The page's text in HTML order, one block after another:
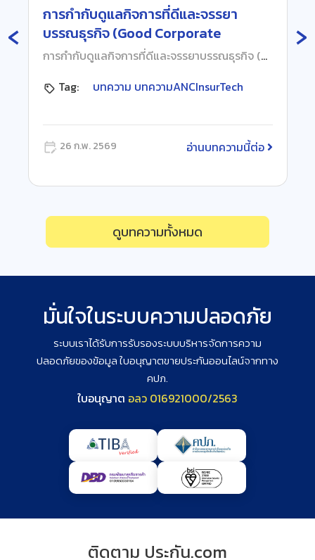
การกำกับดูแลกิจการที่ดีและจรรยา
บรรณธุรกิจ (Good Corporate
Governance & Business Ethics)
การกำกับดูแลกิจการที่ดีและจรรยาบรรณธุรกิจ (Good Corporate Governance & Business Ethics) บริษัท เอ เอ็น ซี โบรกเกอร์เรจ จำกัด ที่ บริษัท เอ เอ็น ซี โบรกเกอร์เรจ จำกัด เรามีความมุ่งมั่นอย่างแรงกล้าในการขับเคลื่อนองค์กรให้เติบโตอย่างยั่งยืน โดยยึดถือ “การกำกับดูแลกิจการที่ดี” เป็นหัวใจสำคัญในการดำเนินงาน เพื่อสร้างความเชื่อมั่นต่อผู้มีส่วนได้เสียทุกฝ่าย และเสริมสร้างวัฒนธรรมองค์กรที่ตั้งอยู่บนพื้นฐานของความโปร่งใส มีคุณธรรม และจริยธรรมทางธุรกิจ เราเชื่อมั่นว่าการบริหารจัดการที่ดีไม่ได้เป็นเพียงข้อบังคับทางกฎหมาย แต่เป็นรากฐานสำคัญที่จะนำพาองค์กรไปสู่เป้าหมาย พร้อมรักษาภาพลักษณ์การเป็น “ที่ปรึกษาด้านประกันภัยที่ไว้วางใจได้” อย่างแท้จริง วิสัยทัศน์และค่านิยมองค์กร เรามุ่งมั่นสู่การเป็น ผู้นำด้านเทคโนโลยีและแพลตฟอร์มสำหรับนายหน้าประกันภัย โดยมีค่านิยมหลักคือ “รวดเร็ว ใส่ใจไฮเทค” เพื่อส่งมอบบริการที่เหนือความคาดหมายและสร้างความพึงพอใจสูงสุดให้กับลูกค้าและพันธมิตรหลักการปฏิบัติที่สำคัญ นโยบายการกำกับดูแลกิจการของเราครอบคลุมแนวทางปฏิบัติที่เป็นสากล อาทิ:• ความรับผิดชอบ (Accountability): คณะกรรมการและผู้บริหารพร้อมรับผิดต่อผลการตัดสินใจและการดำเนินงาน• ความเป็นธรรม (Equitable Treatment): ปฏิบัติหน้าที่โดยปราศจากอคติ และคำนึงถึงผลประโยชน์ของผู้มีส่วนได้เสียทุกกลุ่มอย่างเท่าเทียม• มาตรฐานจริยธรรมสูง (High Ethical Standards): ยึดถือความซื่อสัตย์สุจริตและการปฏิบัติตามกฎหมาย คปภ. อย่างเคร่งครัด• การต่อต้านคอร์รัปชัน: ยึดหลัก “Zero Tolerance” ต่อการทุจริตทุกรูปแบบ และมีนโยบายการรับ-ให้ของขวัญที่ชัดเจน ท่านสามารถศึกษาข้อมูลและแนวทางปฏิบัติโดยละเอียด เพื่อร่วมเป็นส่วนหนึ่งในการรักษามาตรฐานทางธุรกิจที่โปร่งใสไปกับเรา (คู่มือการกำกับดูแลกิจการที่ดีและจรรยาบรรณธุรกิจ ฉบับปี 2569) หากท่านพบเห็นการปฏิบัติที่ขัดต่อหลักการกำกับดูแลกิจการหรือจรรยาบรรณธุรกิจ ท่านสามารถแจ้งเรื่องร้องเรียนได้ที่: • หน่วยงาน: ฝ่ายกฎหมาย / คณะกรรมการตรวจสอบ • อีเมล: support@ancinsurtech.com • เบอร์ติดต่อ 02-881-1888 ต่อ 2258 • สถานที่ติดต่อ: 126/5 ถนนสิรินธร แขวงบางพลัด เขตบางพลัด กรุงเทพมหานคร 10700 แหล่งอ้างอิง: สำนักงานคณะกรรมการกำกับและส่งเสริมการประกอบธุรกิจประกันภัย เว็บไซต์: https://www.oic.or.th
Tag:
บทความ บทความANCInsurTech
26 ก.พ. 2569 อ่านบทความนี้ต่อ
‹ ›
ดูบทความทั้งหมด
มั่นใจในระบบความปลอดภัย
ระบบเราได้รับการรับรองระบบบริหารจัดการความ
ปลอดภัยของข้อมูล ใบอนุญาตขายประกันออนไลน์จากทาง
คปภ.
ใบอนุญาต อลว 016921000/2563
ติดตาม ประกัน.com